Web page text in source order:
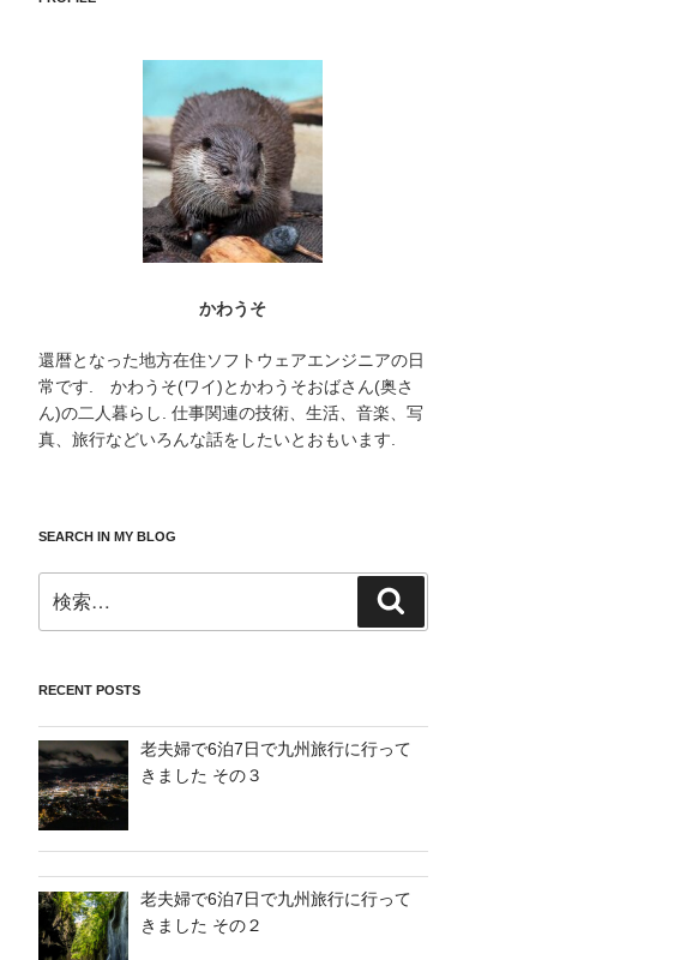
かわうそ
還暦となった地方在住ソフトウェアエンジニアの日
常です. かわうそ(ワイ)とかわうそおばさん(奥さ
ん)の二人暮らし. 仕事関連の技術、生活、音楽、写
真、旅行などいろんな話をしたいとおもいます.
SEARCH IN MY BLOG
索:
索
RECENT POSTS
老夫婦で6泊7日で九州旅行に行って
きました その３
老夫婦で6泊7日で九州旅行に行って
きました その２